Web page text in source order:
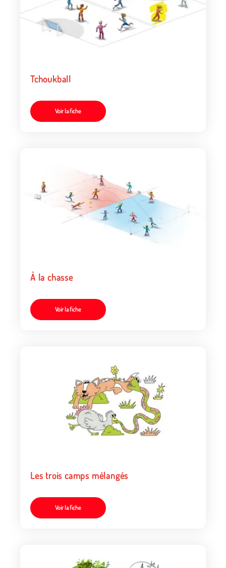
Tchoukball
Voir la fiche
À la chasse
Voir la fiche
Les trois camps mélangés
Voir la fiche